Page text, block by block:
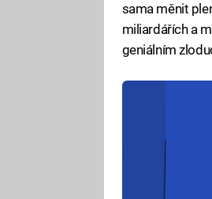
sama měnit
miliardářích a
geniálním